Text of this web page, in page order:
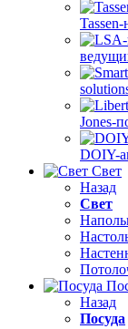
Jones-
DOIY-
Свет
Назад
Свет
Назад
Посуда